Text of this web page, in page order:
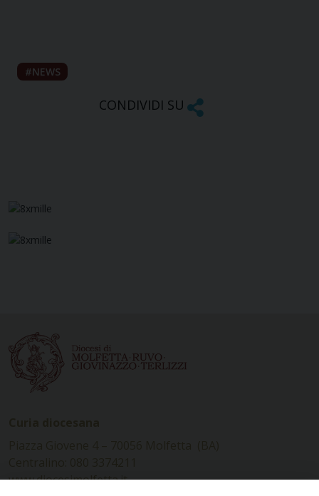
NEWS
CONDIVIDI SU
www.diocesimolfetta.it –